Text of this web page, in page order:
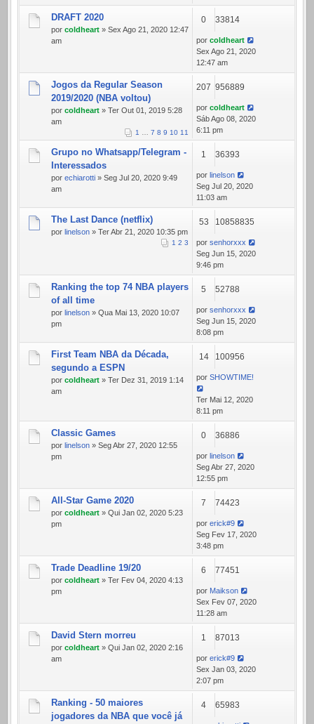
DRAFT 2020
por coldheart » Sex Ago 21, 2020 12:47
am
0 33814
por coldheart
Sex Ago 21, 2020
12:47 am
Jogos da Regular Season
2019/2020 (NBA voltou)
por coldheart » Ter Out 01, 2019 5:28
am
1 7 8 9 10 11
207 956889
por coldheart
Sáb Ago 08, 2020
6:11 pm
Grupo no Whatsapp/Telegram -
Interessados
por echiarotti » Seg Jul 20, 2020 9:49
am
1 36393
por linelson
Seg Jul 20, 2020
11:03 am
The Last Dance (netflix)
por linelson » Ter Abr 21, 2020 10:35 pm
1 2 3
53 10858835
por senhorxxx
Seg Jun 15, 2020
9:46 pm
Ranking the top 74 NBA players
of all time
por linelson » Qua Mai 13, 2020 10:07
pm
5 52788
por senhorxxx
Seg Jun 15, 2020
8:08 pm
First Team NBA da Década,
segundo a ESPN
por coldheart » Ter Dez 31, 2019 1:14
am
14 100956
por SHOWTIME!
Ter Mai 12, 2020
8:11 pm
Classic Games
por linelson » Seg Abr 27, 2020 12:55
pm
0 36886
por linelson
Seg Abr 27, 2020
12:55 pm
All-Star Game 2020
por coldheart » Qui Jan 02, 2020 5:23
pm
7 74423
por erick#9
Seg Fev 17, 2020
3:48 pm
Trade Deadline 19/20
por coldheart » Ter Fev 04, 2020 4:13
pm
6 77451
por Maikson
Sex Fev 07, 2020
11:28 am
David Stern morreu
por coldheart » Qui Jan 02, 2020 2:16
am
1 87013
por erick#9
Sex Jan 03, 2020
2:07 pm
Ranking - 50 maiores
jogadores da NBA que você já
4 65983